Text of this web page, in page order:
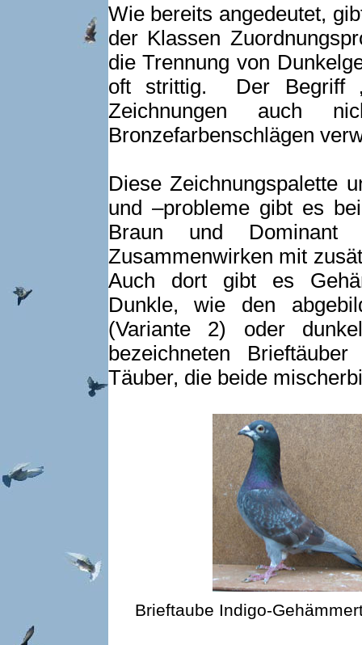
Wie bereits angedeutet,
der Klassen
die Trennung von
oft strittig. Der Begriff
Zeichnungen auch
Bronzefarbenschlägen
Diese Zeichnungspalette
und –probleme gibt es
Braun und
Zusammenwirken mit
Auch dort gibt es
Dunkle, wie den
(Variante 2) oder
bezeichneten
Täuber, die beide
Brieftaube Indigo-